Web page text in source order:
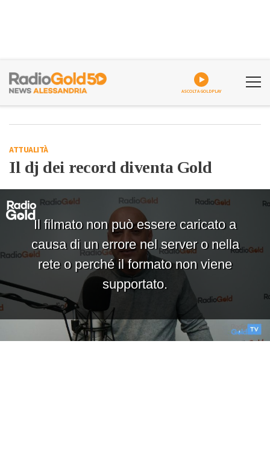
ASCOLTA GOLDPLAY
ATTUALITÀ
Il dj dei record diventa Gold